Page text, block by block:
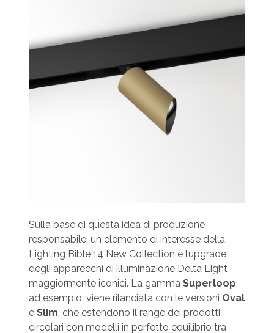
Sulla base di questa idea di produzione
responsabile, un elemento di interesse della
Lighting Bible 14 New Collection è l’upgrade
degli apparecchi di illuminazione Delta Light
maggiormente iconici. La gamma Superloop,
ad esempio, viene rilanciata con le versioni Oval
e Slim, che estendono il range dei prodotti
circolari con modelli in perfetto equilibrio tra